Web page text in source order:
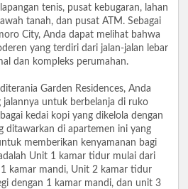
tenis, pusat kebugaran, lahan
tanah, dan pusat ATM. Sebagai
City, Anda dapat melihat bahwa
yang terdiri dari jalan-jalan lebar
dan kompleks perumahan.
Garden Residences, Anda
jalannya untuk berbelanja di ruko
kedai kopi yang dikelola dengan
ditawarkan di apartemen ini yang
memberikan kenyamanan bagi
Unit 1 kamar tidur mulai dari
kamar mandi, Unit 2 kamar tidur
dengan 1 kamar mandi, dan unit 3